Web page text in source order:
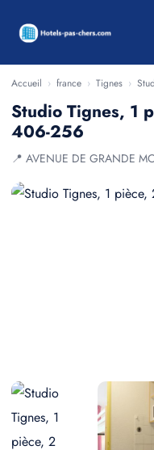
Accueil › france › Tignes ›
Studio Tignes, 1
406-256
📍 AVENUE DE GRANDE